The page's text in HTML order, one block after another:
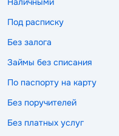
Под расписку
Без залога
Займы без списания
По паспорту на карту
Без поручителей
Без платных услуг